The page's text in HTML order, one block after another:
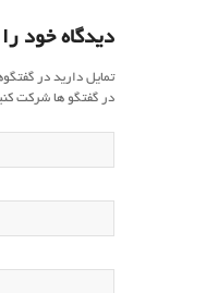
دیدگاه خود
تمایل دارید در
در گفتگو ها شرکت